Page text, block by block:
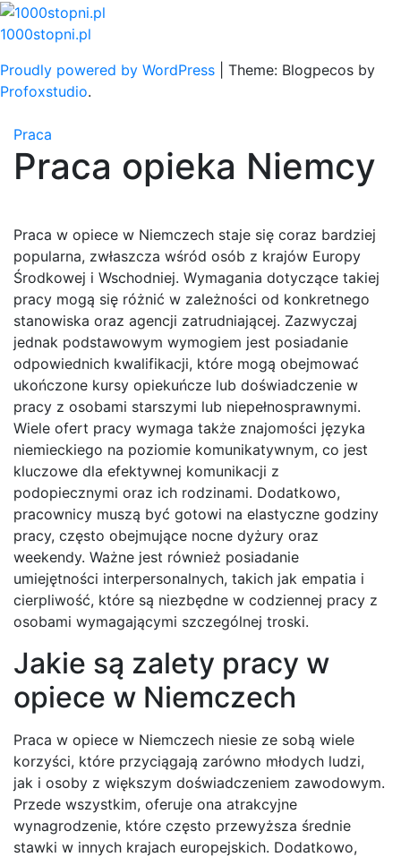
Skip
to
1000stopni.pl
Proudly powered by WordPress
Theme: Blogpecos by
Profoxstudio.
Praca
Praca opieka Niemcy
Praca w opiece w Niemczech staje się coraz bardziej
popularna, zwłaszcza wśród osób z krajów Europy
Środkowej i Wschodniej. Wymagania dotyczące takiej
pracy mogą się różnić w zależności od konkretnego
stanowiska oraz agencji zatrudniającej. Zazwyczaj
jednak podstawowym wymogiem jest posiadanie
odpowiednich kwalifikacji, które mogą obejmować
ukończone kursy opiekuńcze lub doświadczenie w
pracy z osobami starszymi lub niepełnosprawnymi.
Wiele ofert pracy wymaga także znajomości języka
niemieckiego na poziomie komunikatywnym, co jest
kluczowe dla efektywnej komunikacji z
podopiecznymi oraz ich rodzinami. Dodatkowo,
pracownicy muszą być gotowi na elastyczne godziny
pracy, często obejmujące nocne dyżury oraz
weekendy. Ważne jest również posiadanie
umiejętności interpersonalnych, takich jak empatia i
cierpliwość, które są niezbędne w codziennej pracy z
osobami wymagającymi szczególnej troski.
Jakie są zalety pracy w
opiece w Niemczech
Praca w opiece w Niemczech niesie ze sobą wiele
korzyści, które przyciągają zarówno młodych ludzi,
jak i osoby z większym doświadczeniem zawodowym.
Przede wszystkim, oferuje ona atrakcyjne
wynagrodzenie, które często przewyższa średnie
stawki w innych krajach europejskich. Dodatkowo,